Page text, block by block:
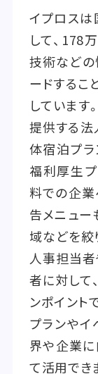
イプロスは
して、178
技術などの
ードするこ
しています
提供する法
体宿泊プラ
福利厚生プ
料での企業
告メニュー
域などを絞
人事担当
者に対して
ンポイン
プランやイ
界や企業に
て活用でき